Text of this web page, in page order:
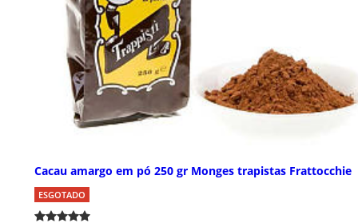
Cacau amargo em pó 250 gr Monges trapistas Frattocchie
ESGOTADO